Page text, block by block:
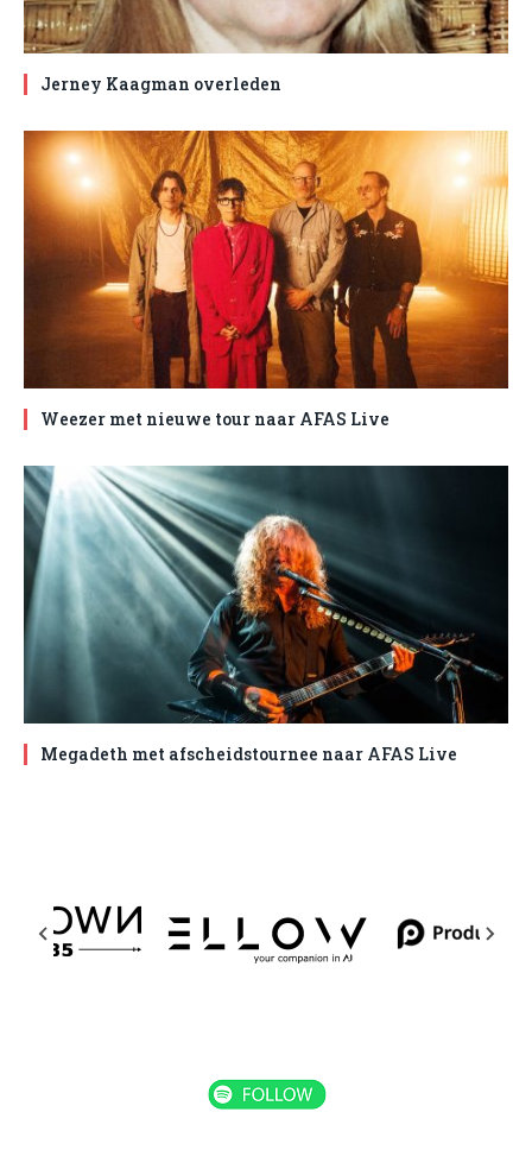
Jerney Kaagman overleden
Weezer met nieuwe tour naar AFAS Live
Megadeth met afscheidstournee naar AFAS Live